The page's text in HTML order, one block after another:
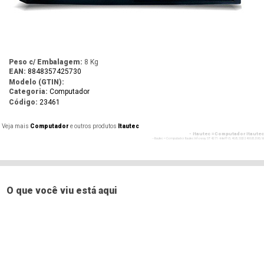
Peso c/ Embalagem: 8 Kg
EAN: 8848357425730
Modelo (GTIN):
Categoria: Computador
Código: 23461
Veja mais Computador e outros produtos Itautec
- Itautec =Computador Itautec
- - Itautec = Computador Itautec Infoway ST 4271 - Intel® i5, 4GB, SSD 240GB,
O que você viu está aqui